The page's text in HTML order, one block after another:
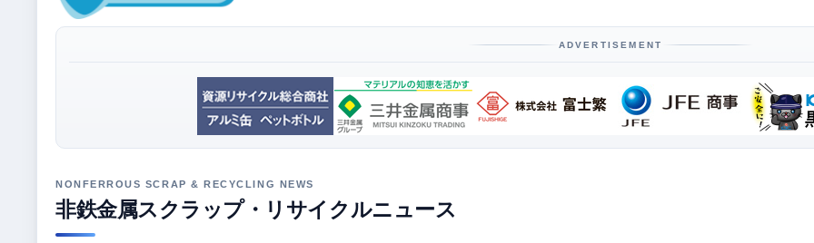
ADVERTISEMENT
非鉄金属スクラップ・リサイクルニュース